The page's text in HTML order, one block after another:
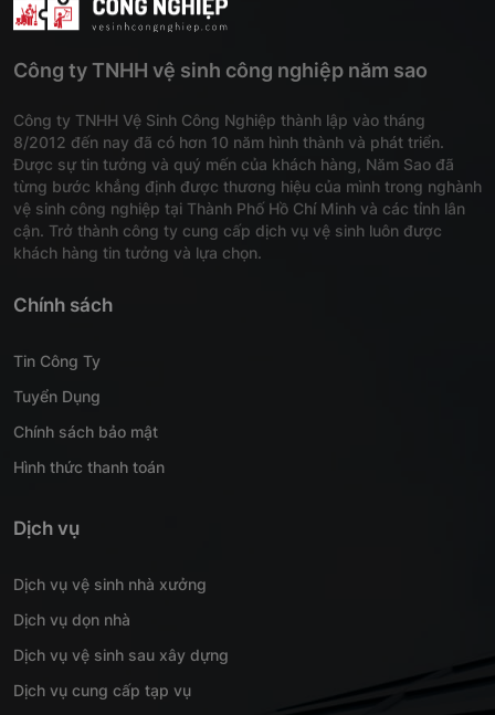
Công ty TNHH vệ sinh công nghiệp năm sao
Công ty TNHH Vệ Sinh Công Nghiệp thành lập vào tháng
8/2012 đến nay đã có hơn 10 năm hình thành và phát triển.
Được sự tin tưởng và quý mến của khách hàng, Năm Sao đã
từng bước khẳng định được thương hiệu của mình trong nghành
vệ sinh công nghiệp tại Thành Phố Hồ Chí Minh và các tỉnh lân
cận. Trở thành công ty cung cấp dịch vụ vệ sinh luôn được
khách hàng tin tưởng và lựa chọn.
Chính sách
Tin Công Ty
Tuyển Dụng
Chính sách bảo mật
Hình thức thanh toán
Dịch vụ
Dịch vụ vệ sinh nhà xưởng
Dịch vụ dọn nhà
Dịch vụ vệ sinh sau xây dựng
Dịch vụ cung cấp tạp vụ